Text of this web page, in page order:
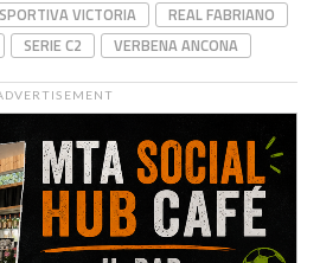
VICTORIA
REAL FABRIANO
SERIE C2 VERBENA ANCONA